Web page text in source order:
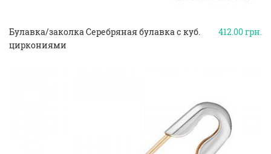
412.00грн.
Булавка/заколка Серебряная булавка с куб.
циркониями